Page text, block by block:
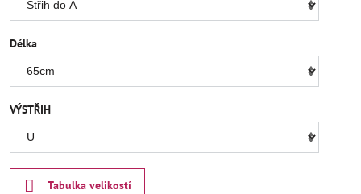
Délka
VÝSTŘIH
Tabulka velikostí